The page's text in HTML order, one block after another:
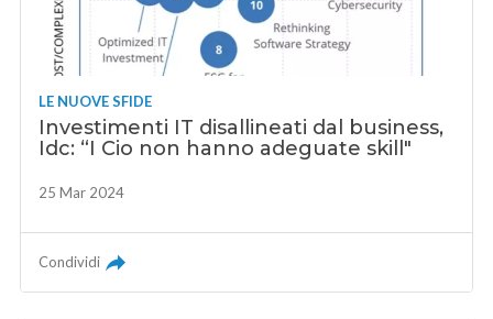
LE NUOVE SFIDE
Investimenti IT disallineati dal business,
Idc: “I Cio non hanno adeguate skill"
25 Mar 2024
Condividi